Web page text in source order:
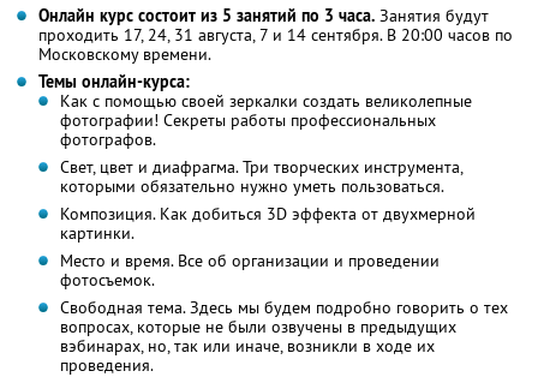
Онлайн курс состоит из 5 занятий по 3 часа. Занятия будут
проходить 17, 24, 31 августа, 7 и 14 сентября. В 20:00 часов по
Московскому времени.
Темы онлайн-курса:
Как с помощью своей зеркалки создать великолепные
фотографии! Секреты работы профессиональных
фотографов.
Свет, цвет и диафрагма. Три творческих инструмента,
которыми обязательно нужно уметь пользоваться.
Композиция. Как добиться 3D эффекта от двухмерной
картинки.
Место и время. Все об организации и проведении
фотосъемок.
Свободная тема. Здесь мы будем подробно говорить о тех
вопросах, которые не были озвучены в предыдущих
вэбинарах, но, так или иначе, возникли в ходе их
проведения.